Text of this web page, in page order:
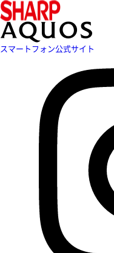
スマートフォン公式サイト